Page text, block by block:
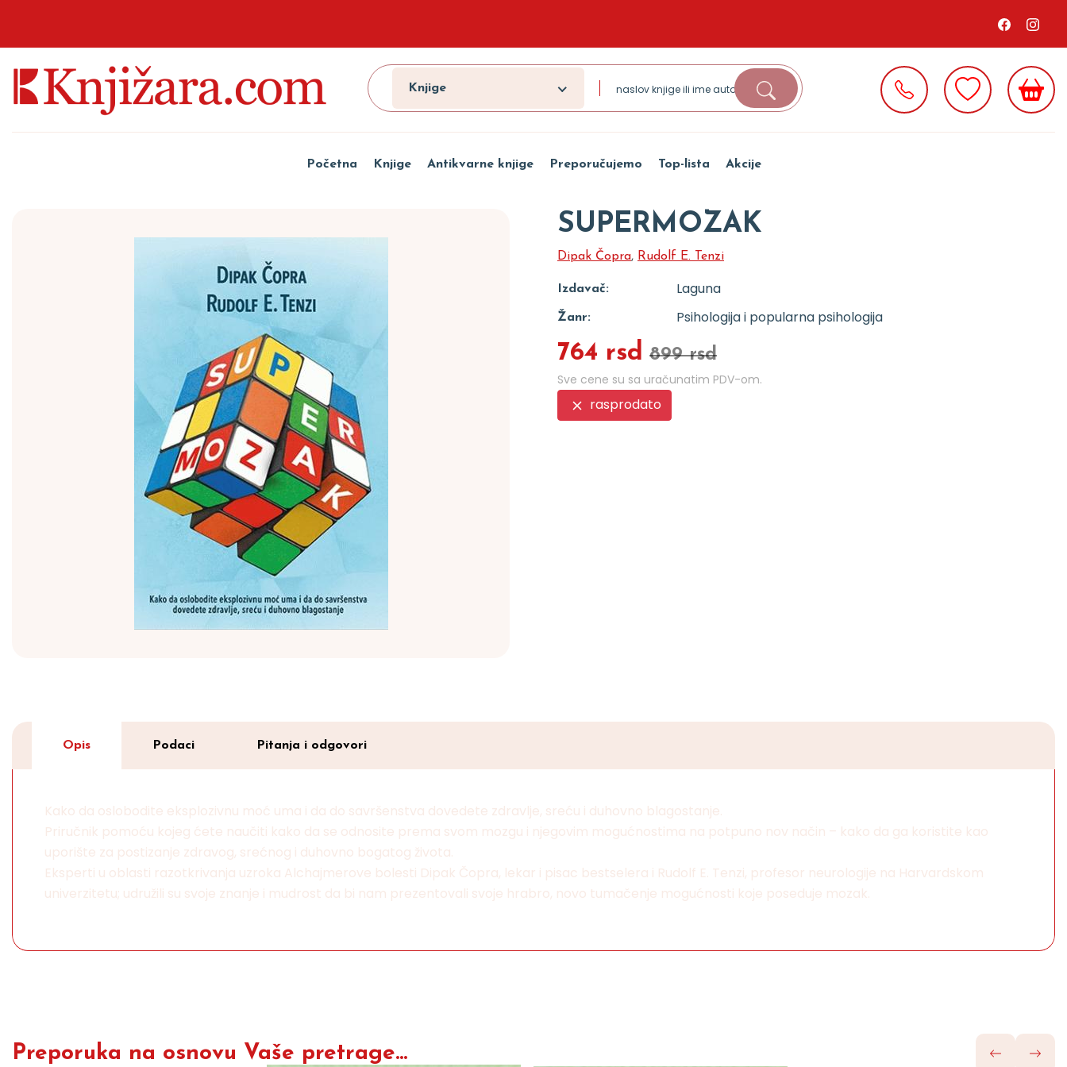
Knjige
Početna Knjige Antikvarne knjige Preporučujemo Top-lista Akcije
SUPERMOZAK
Dipak Čopra, Rudolf E. Tenzi
Izdavač: Laguna
Žanr: Psihologija i popularna psihologija
764 rsd 899 rsd
Sve cene su sa uračunatim PDV-om.
rasprodato
Opis Podaci Pitanja i odgovori
Kako da oslobodite eksplozivnu moć uma i da do savršenstva dovedete zdravlje, sreću i duhovno blagostanje.
Priručnik pomoću kojeg ćete naučiti kako da se odnosite prema svom mozgu i njegovim mogućnostima na potpuno nov način – kako da ga koristite kao
uporište za postizanje zdravog, srećnog i duhovno bogatog života.
Eksperti u oblasti razotkrivanja uzroka Alchajmerove bolesti Dipak Čopra, lekar i pisac bestselera i Rudolf E. Tenzi, profesor neurologije na Harvardskom
univerzitetu; udružili su svoje znanje i mudrost da bi nam prezentovali svoje hrabro, novo tumačenje mogućnosti koje poseduje mozak.
Preporuka na osnovu Vaše pretrage...